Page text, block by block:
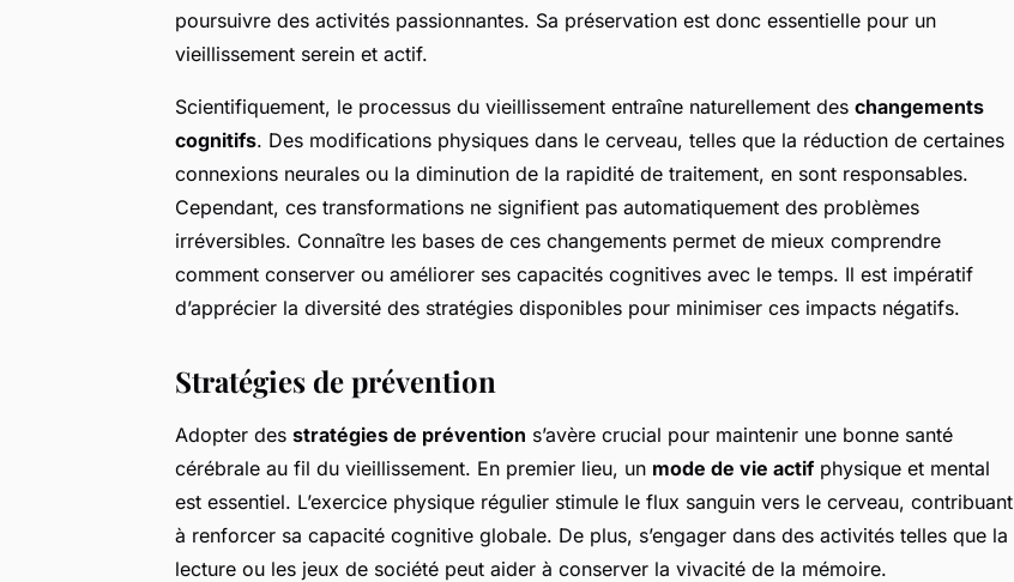
poursuivre des activités passionnantes. Sa préservation est donc essentielle pour un
vieillissement serein et actif.
Scientifiquement, le processus du vieillissement entraîne naturellement des changements
cognitifs. Des modifications physiques dans le cerveau, telles que la réduction de certaines
connexions neurales ou la diminution de la rapidité de traitement, en sont responsables.
Cependant, ces transformations ne signifient pas automatiquement des problèmes
irréversibles. Connaître les bases de ces changements permet de mieux comprendre
comment conserver ou améliorer ses capacités cognitives avec le temps. Il est impératif
d’apprécier la diversité des stratégies disponibles pour minimiser ces impacts négatifs.
Stratégies de prévention
Adopter des stratégies de prévention s’avère crucial pour maintenir une bonne santé
cérébrale au fil du vieillissement. En premier lieu, un mode de vie actifphysique et mental
est essentiel. L’exercice physique régulier stimule le flux sanguin vers le cerveau, contribuant
à renforcer sa capacité cognitive globale. De plus, s’engager dans des activités telles que la
lecture ou les jeux de société peut aider à conserver la vivacité de la mémoire.